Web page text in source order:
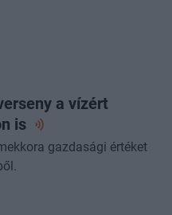
a vízért
is
gazdasági értéket